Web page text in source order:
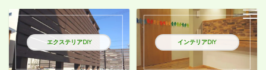
エクステリアDIY インテリアDIY